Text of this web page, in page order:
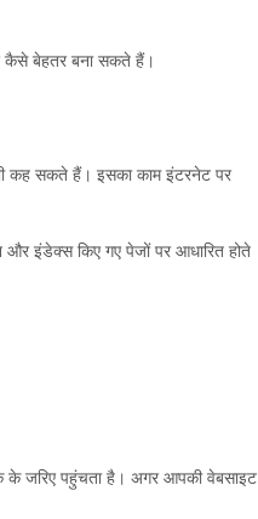
बेहतर बना सकते हैं।
कह सकते हैं। इसका काम इंटरनेट पर
इंडेक्स किए गए पेजों पर आधारित होते
जरिए पहुंचता है। अगर आपकी वेबसाइट